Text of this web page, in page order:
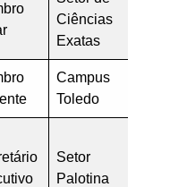
Ciências
Exatas
Campus
Toledo
Setor
Palotina